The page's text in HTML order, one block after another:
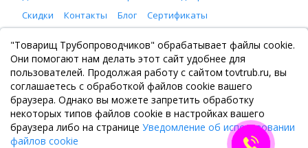
Скидки
Контакты Блог Сертификаты
ООО "Товарищ Трубопроводчиков"
Москва, Рязанский проспект 8, с. 2
+7 (495) 065-46-75
zakaz@tovtrub.ru
09:00-17:00 ПН-ПТ
Склад: Москва, Рязанский проспект 8, с. 2
"Товарищ Трубопроводчиков" обрабатывает файлы cookie.
Они помогают нам делать этот сайт удобнее для
пользователей. Продолжая работу с сайтом tovtrub.ru, вы
соглашаетесь с обработкой файлов cookie вашего
браузера. Однако вы можете запретить обработку
некоторых типов файлов cookie в настройках вашего
браузера либо на странице Уведомление об использовании
файлов cookie